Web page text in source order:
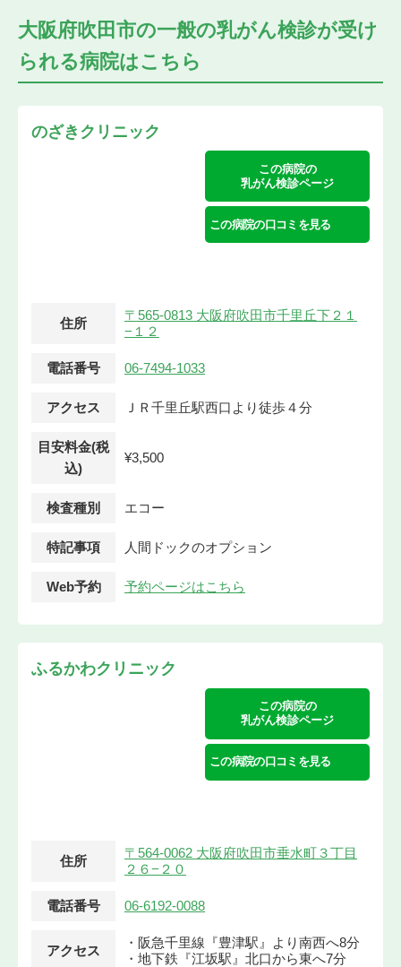
大阪府吹田市の一般の乳がん検診が受け
られる病院はこちら
のざきクリニック
この病院の
乳がん検診ページ
この病院の口コミを見る
住所
〒565-0813 大阪府吹田市千里丘下２１
−１２
電話番号 06-7494-1033
アクセス ＪＲ千里丘駅西口より徒歩４分
目安料金(税
込)
¥3,500
検査種別 エコー
特記事項 人間ドックのオプション
Web予約 予約ページはこちら
ふるかわクリニック
この病院の
乳がん検診ページ
この病院の口コミを見る
住所
〒564-0062 大阪府吹田市垂水町３丁目
２６−２０
電話番号 06-6192-0088
アクセス
・阪急千里線『豊津駅』より南西へ8分
・地下鉄『江坂駅』北口から東へ7分